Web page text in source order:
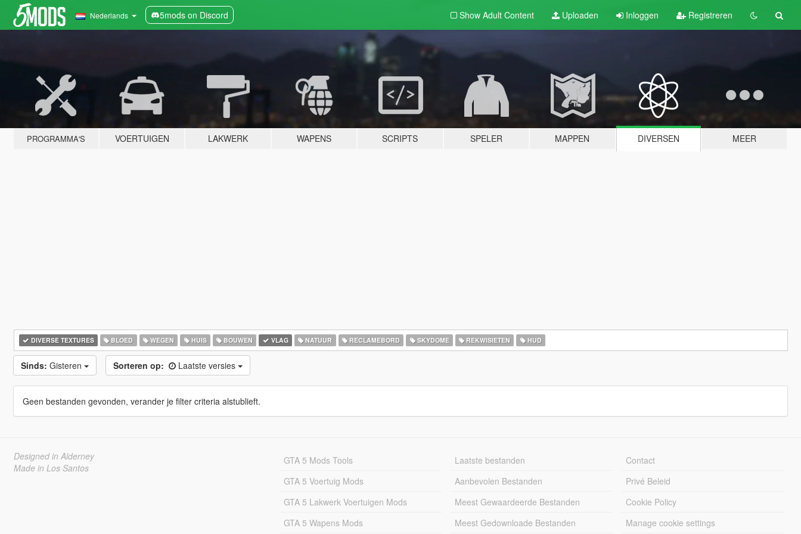
Nederlands 5mods on Discord Show Adult Content Uploaden Inloggen Registreren
PROGRAMMA'S VOERTUIGEN LAKWERK WAPENS SCRIPTS SPELER MAPPEN DIVERSEN MEER
DIVERSE TEXTURES BLOED WEGEN HUIS BOUWEN VLAG NATUUR RECLAMEBORD SKYDOME REKWISIETEN HUD
Sinds: Gisteren Sorteren op: Laatste versies
Geen bestanden gevonden, verander je filter criteria alstublieft.
Designed in Alderney
Made in Los Santos
GTA 5 Mods Tools
GTA 5 Voertuig Mods
GTA 5 Lakwerk Voertuigen Mods
GTA 5 Wapens Mods
Laatste bestanden
Aanbevolen Bestanden
Meest Gewaardeerde Bestanden
Meest Gedownloade Bestanden
Contact
Privé Beleid
Cookie Policy
Manage cookie settings